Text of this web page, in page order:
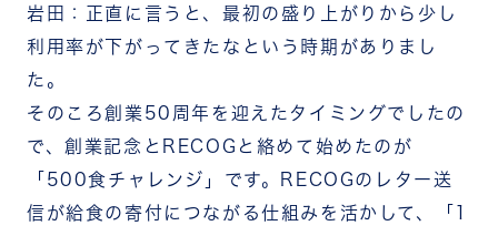
岩田：正直に言うと、最初の盛り上がりから少し
利用率が下がってきたなという時期がありまし
た。
そのころ創業50周年を迎えたタイミングでしたの
で、創業記念とRECOGと絡めて始めたのが
「500食チャレンジ」です。RECOGのレター送
信が給食の寄付につながる仕組みを活かして、「1